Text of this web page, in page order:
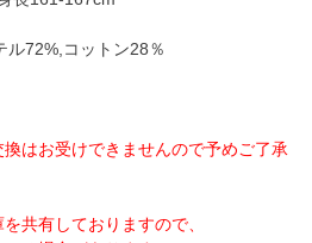
ル72%,コットン28％
はお受けできませんので予めご了承
共有しておりますので、